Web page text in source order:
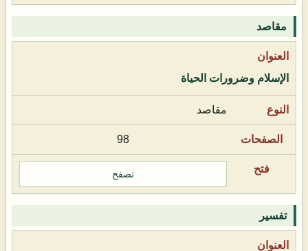
مقاصد
الإسلام وضرورات الحياة
مقاصد
98
تصفح
تفسير